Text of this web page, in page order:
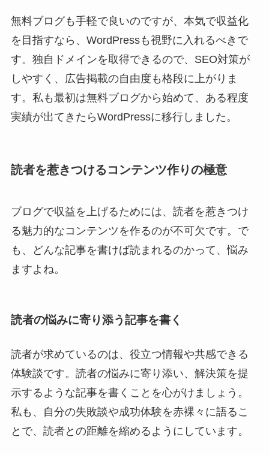
無料ブログも手軽で良いのですが、本気で収益化
を目指すなら、WordPressも視野に入れるべきで
す。独自ドメインを取得できるので、SEO対策が
しやすく、広告掲載の自由度も格段に上がりま
す。私も最初は無料ブログから始めて、ある程度
実績が出てきたらWordPressに移行しました。
読者を惹きつけるコンテンツ作りの極意
ブログで収益を上げるためには、読者を惹きつけ
る魅力的なコンテンツを作るのが不可欠です。で
も、どんな記事を書けば読まれるのかって、悩み
ますよね。
読者の悩みに寄り添う記事を書く
読者が求めているのは、役立つ情報や共感できる
体験談です。読者の悩みに寄り添い、解決策を提
示するような記事を書くことを心がけましょう。
私も、自分の失敗談や成功体験を赤裸々に語るこ
とで、読者との距離を縮めるようにしています。